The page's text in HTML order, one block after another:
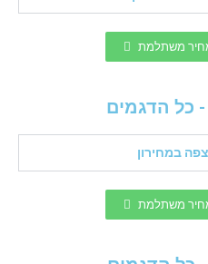
משתלמת
כל הדגמים
במחירון
משתלמת